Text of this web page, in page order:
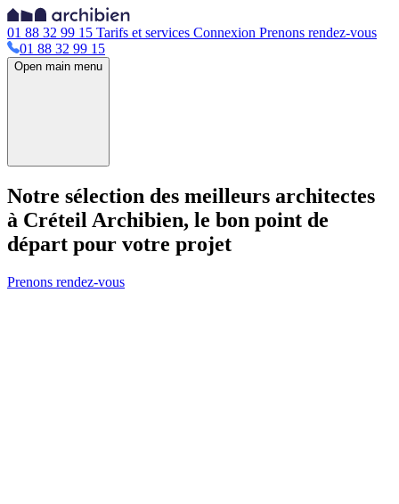
01 88 32 99 15 Tarifs et services Connexion Prenons rendez-vous
01 88 32 99 15
Open main menu
Notre sélection des meilleurs architectes
à Créteil Archibien, le bon point de
départ pour votre projet
Prenons rendez-vous